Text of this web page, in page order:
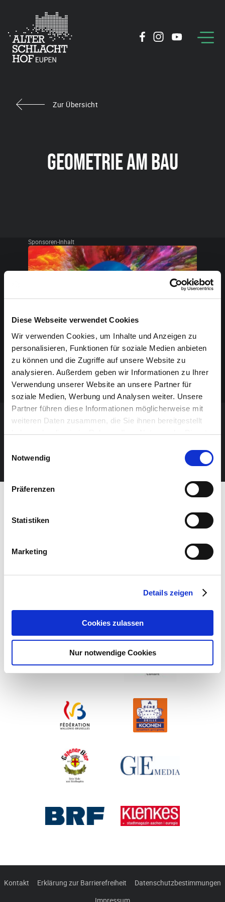
Diese Webseite verwendet Cookies
Wir verwenden Cookies, um Inhalte und Anzeigen zu
personalisieren, Funktionen für soziale Medien anbieten
zu können und die Zugriffe auf unsere Website zu
analysieren. Außerdem geben wir Informationen zu Ihrer
Verwendung unserer Website an unsere Partner für
soziale Medien, Werbung und Analysen weiter. Unsere
Partner führen diese Informationen möglicherweise mit
weiteren Daten zusammen, die Sie ihnen bereitgestellt
haben oder die sie im Rahmen Ihrer Nutzung der Dienste
Notwendig
Präferenzen
Statistiken
Marketing
Details zeigen
Cookies zulassen
Nur notwendige Cookies
Zur Übersicht
GEOMETRIE AM BAU
Sponsoren-Inhalt
VERANSTALTUNG VERPASST?
JETZT UNSEREN NEWSLETTER ABONNIEREN
Kontakt Erklärung zur Barrierefreiheit
Datenschutzbestimmungen